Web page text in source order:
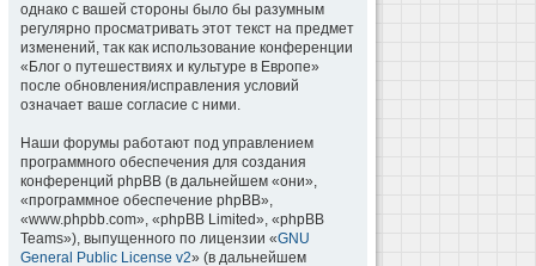
однако с вашей стороны было бы разумным
регулярно просматривать этот текст на предмет
изменений, так как использование конференции
«Блог о путешествиях и культуре в Европе»
после обновления/исправления условий
означает ваше согласие с ними.
Наши форумы работают под управлением
программного обеспечения для создания
конференций phpBB (в дальнейшем «они»,
«программное обеспечение phpBB»,
«www.phpbb.com», «phpBB Limited», «phpBB
Teams»), выпущенного по лицензии «GNU
General Public License v2» (в дальнейшем